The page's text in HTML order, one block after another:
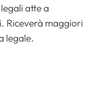
atte a
Riceverà maggiori
legale.